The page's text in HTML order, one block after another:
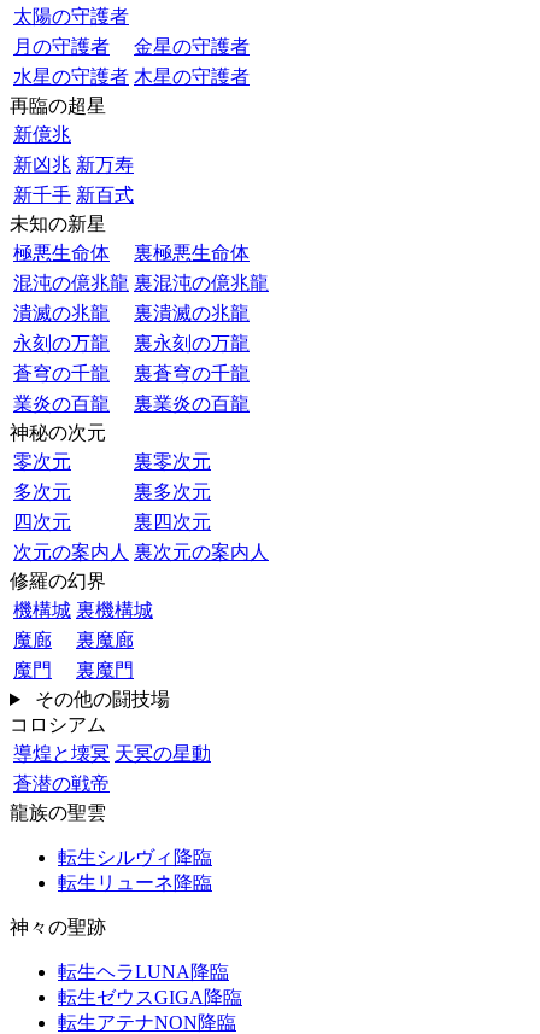
太陽の守護者
月の守護者
金星の守護者
水星の守護者 木星の守護者
再臨の超星
新億兆
新凶兆 新万寿
新千手 新百式
未知の新星
極悪生命体
裏極悪生命体
混沌の億兆龍 裏混沌の億兆龍
潰滅の兆龍
裏潰滅の兆龍
永刻の万龍
裏永刻の万龍
蒼穹の千龍
裏蒼穹の千龍
業炎の百龍
裏業炎の百龍
神秘の次元
零次元
裏零次元
多次元
裏多次元
四次元
裏四次元
次元の案内人 裏次元の案内人
修羅の幻界
機構城 裏機構城
魔廊
裏魔廊
魔門
裏魔門
その他の闘技場
コロシアム
導煌と壊冥 天冥の星動
蒼潜の戦帝
龍族の聖雲
転生シルヴィ降臨
転生リューネ降臨
神々の聖跡
転生ヘラLUNA降臨
転生ゼウスGIGA降臨
転生アテナNON降臨